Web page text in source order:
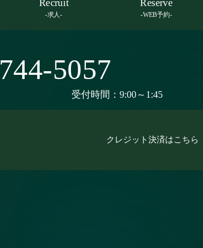
Recruit
-求人-
Reserve
-WEB予約-
5057
受付時間：9:00～1:45
クレジット決済はこちら